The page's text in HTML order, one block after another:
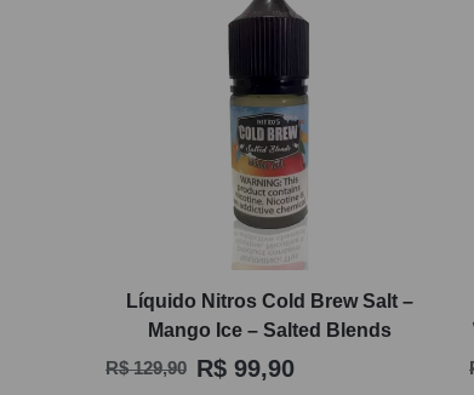
Líquido Nitros Cold Brew Salt –
Mango Ice – Salted Blends
R$129,90 R$ 99,90